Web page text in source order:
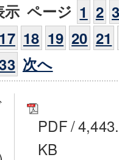
示 ページ 1 2
17 18 19 20 21
次へ
PDF/
KB